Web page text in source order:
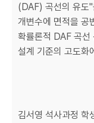
(DAF) 곡선의 유도
개변수에 면적을 공
확률론적 DAF 곡선
설계 기준의 고도화
김서영 석사과정 학